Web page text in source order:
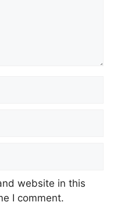
website in this
I comment.